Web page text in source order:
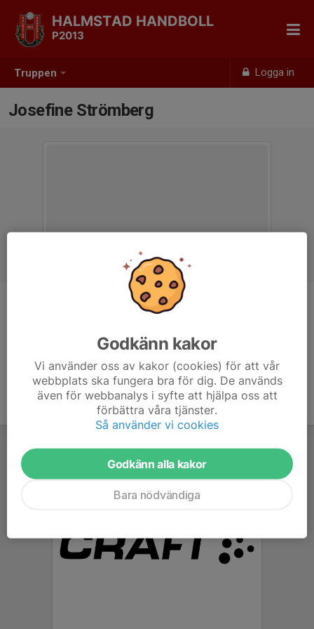
Truppen Logga in
HALMSTAD HANDBOLL
P2013
Josefine Strömberg
Tränare
Godkänn kakor
Vi använder oss av kakor (cookies) för att vår
webbplats ska fungera bra för dig. De används
även för webbanalys i syfte att hjälpa oss att
förbättra våra tjänster.
Så använder vi cookies
Godkänn alla kakor
Bara nödvändiga